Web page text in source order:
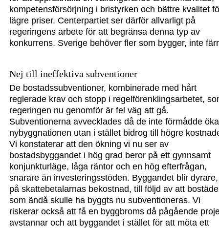
kompetensförsörjning i bristyrken och bättre kvalitet
lägre priser. Centerpartiet ser därför allvarligt på
regeringens arbete för att begränsa denna typ av
konkurrens. Sverige behöver fler som bygger, inte
Nej till ineffektiva subventioner
De bostadssubventioner, kombinerade med hårt
reglerade krav och stopp i regelförenklingsarbetet,
regeringen nu genomför är fel väg att gå.
Subventionerna avvecklades då de inte förmådde öka
nybyggnationen utan i stället bidrog till högre
Vi konstaterar att den ökning vi nu ser av
bostadsbyggandet i hög grad beror på ett gynnsamt
konjunkturläge, låga räntor och en hög efterfrågan,
snarare än investeringsstöden. Byggandet blir dyrare,
på skattebetalarnas bekostnad, till följd av att
som ändå skulle ha byggts nu subventioneras. Vi
riskerar också att få en byggbroms då pågående
avstannar och att byggandet i stället för att möta ett